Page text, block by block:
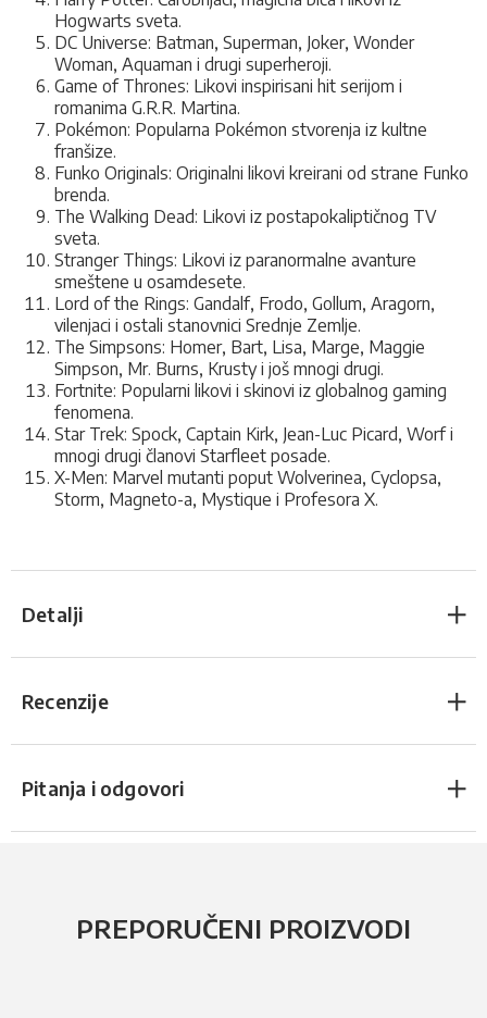
Hogwarts sveta.
DC Universe: Batman, Superman, Joker, Wonder
Woman, Aquaman i drugi superheroji.
Game of Thrones: Likovi inspirisani hit serijom i
romanima G.R.R. Martina.
Pokémon: Popularna Pokémon stvorenja iz kultne
franšize.
Funko Originals: Originalni likovi kreirani od strane Funko
brenda.
The Walking Dead: Likovi iz postapokaliptičnog TV
sveta.
Stranger Things: Likovi iz paranormalne avanture
smeštene u osamdesete.
Lord of the Rings: Gandalf, Frodo, Gollum, Aragorn,
vilenjaci i ostali stanovnici Srednje Zemlje.
The Simpsons: Homer, Bart, Lisa, Marge, Maggie
Simpson, Mr. Burns, Krusty i još mnogi drugi.
Fortnite: Popularni likovi i skinovi iz globalnog gaming
fenomena.
Star Trek: Spock, Captain Kirk, Jean-Luc Picard, Worf i
mnogi drugi članovi Starfleet posade.
X-Men: Marvel mutanti poput Wolverinea, Cyclopsa,
Storm, Magneto-a, Mystique i Profesora X.
Detalji
Recenzije
Pitanja i odgovori
PREPORUČENI PROIZVODI